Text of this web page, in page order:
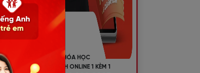
KHÓA HỌC
TIẾNG ANH ONLINE 1 KÈM 1